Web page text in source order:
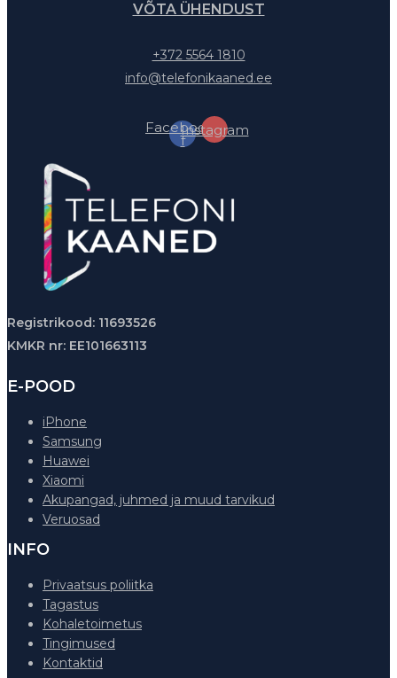
VÕTA ÜHENDUST
+372 5564 1810
info@telefonikaaned.ee
Facebook-
f
Instagram
Registrikood: 11693526
KMKR nr: EE101663113
E-POOD
iPhone
Samsung
Huawei
Xiaomi
Akupangad, juhmed ja muud tarvikud
Veruosad
INFO
Privaatsus poliitka
Tagastus
Kohaletoimetus
Tingimused
Kontaktid